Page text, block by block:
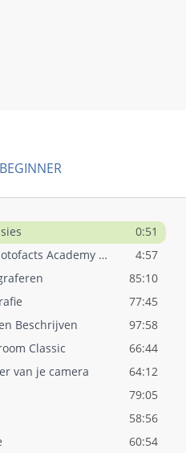
BEGINNER
0:51
Ervaringen met Photofacts Academy VIP
4:57
85:10
77:45
Beschrijven
97:58
Classic
66:44
van je camera
64:12
79:05
58:56
60:54